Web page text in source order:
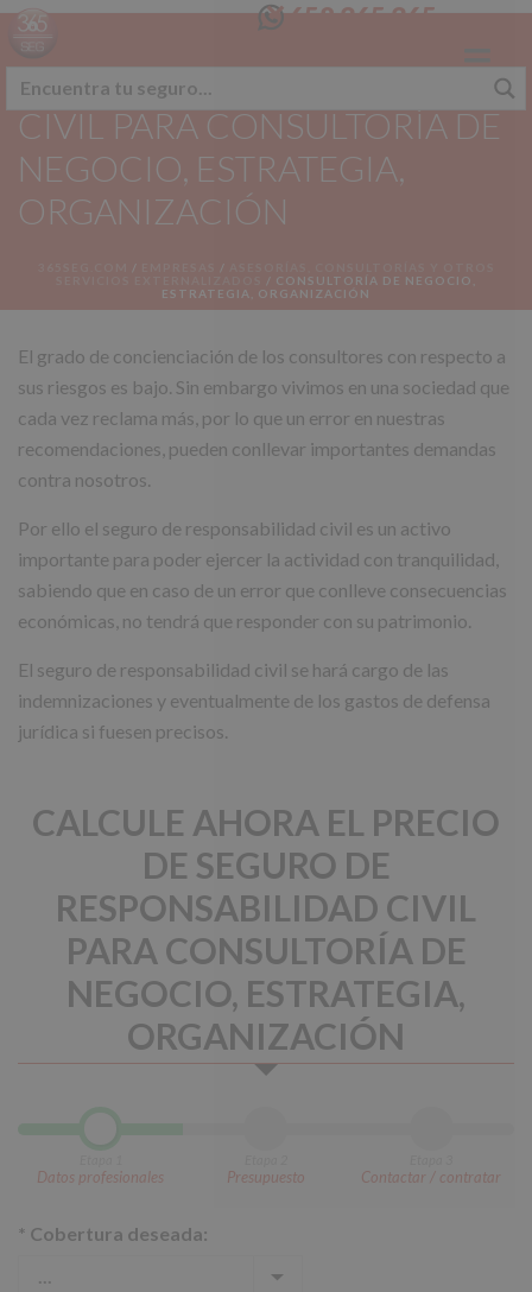
658 365 365
SEGURO RESPONSABILIDAD
CIVIL PARA CONSULTORÍA DE
NEGOCIO, ESTRATEGIA,
ORGANIZACIÓN
/ /
/ CONSULTORÍA DE NEGOCIO,
ESTRATEGIA, ORGANIZACIÓN
El grado de concienciación de los consultores con respecto a
sus riesgos es bajo. Sin embargo vivimos en una sociedad que
cada vez reclama más, por lo que un error en nuestras
recomendaciones, pueden conllevar importantes demandas
contra nosotros.
Por ello el seguro de responsabilidad civil es un activo
importante para poder ejercer la actividad con tranquilidad,
sabiendo que en caso de un error que conlleve consecuencias
económicas, no tendrá que responder con su patrimonio.
El seguro de responsabilidad civil se hará cargo de las
indemnizaciones y eventualmente de los gastos de defensa
jurídica si fuesen precisos.
CALCULE AHORA EL PRECIO
DE SEGURO DE
RESPONSABILIDAD CIVIL
PARA CONSULTORÍA DE
NEGOCIO, ESTRATEGIA,
ORGANIZACIÓN
Datos profesionales Presupuesto Contactar / contratar
* Cobertura deseada: